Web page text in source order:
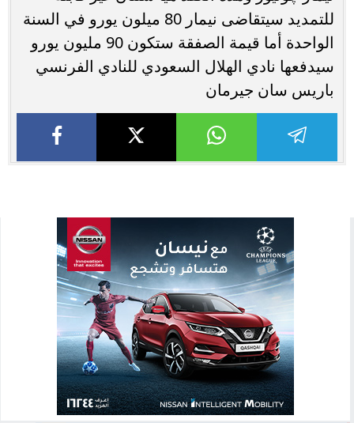
للتمديد سيتقاضى نيمار 80 ميلون يورو في السنة
الواحدة أما قيمة الصفقة ستكون 90 مليون يورو
سيدفعها نادي الهلال السعودي للنادي الفرنسي
باريس سان جيرمان